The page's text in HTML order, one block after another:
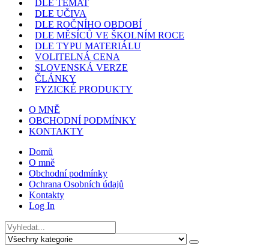
DLE TÉMAT
DLE UČIVA
DLE ROČNÍHO OBDOBÍ
DLE MĚSÍCŮ VE ŠKOLNÍM ROCE
DLE TYPU MATERIÁLU
VOLITELNÁ CENA
SLOVENSKÁ VERZE
ČLÁNKY
FYZICKÉ PRODUKTY
O MNĚ
OBCHODNÍ PODMÍNKY
KONTAKTY
Domů
O mně
Obchodní podmínky
Ochrana Osobních údajů
Kontakty
Log In